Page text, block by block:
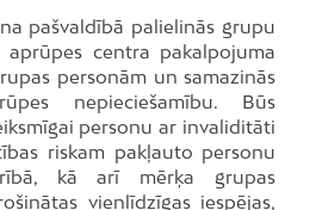
pašvaldībā palielinās grupu
centra pakalpojuma
personām un samazinās
nepieciešamību. Būs
personu ar invaliditāti
riskam pakļauto personu
kā arī mērķa grupas
vienlīdzīgas iespējas,